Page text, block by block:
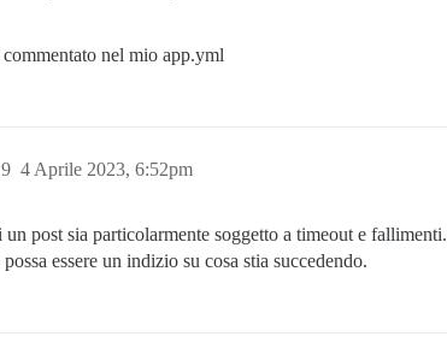
nel mio app.yml
4 Aprile 2023, 6:52pm
9
post sia particolarmente soggetto a timeout e fallimenti.
essere un indizio su cosa stia succedendo.